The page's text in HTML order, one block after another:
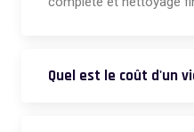
Quel est le coût d'un